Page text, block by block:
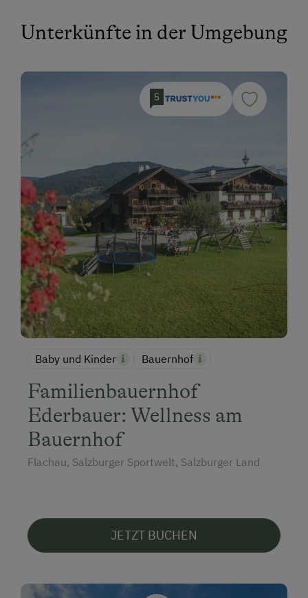
Unterkünfte in der Umgebung
5
Baby und Kinder Bauernhof
Familienbauernhof
Ederbauer: Wellness am
Bauernhof
Flachau, Salzburger Sportwelt, Salzburger Land
JETZT BUCHEN